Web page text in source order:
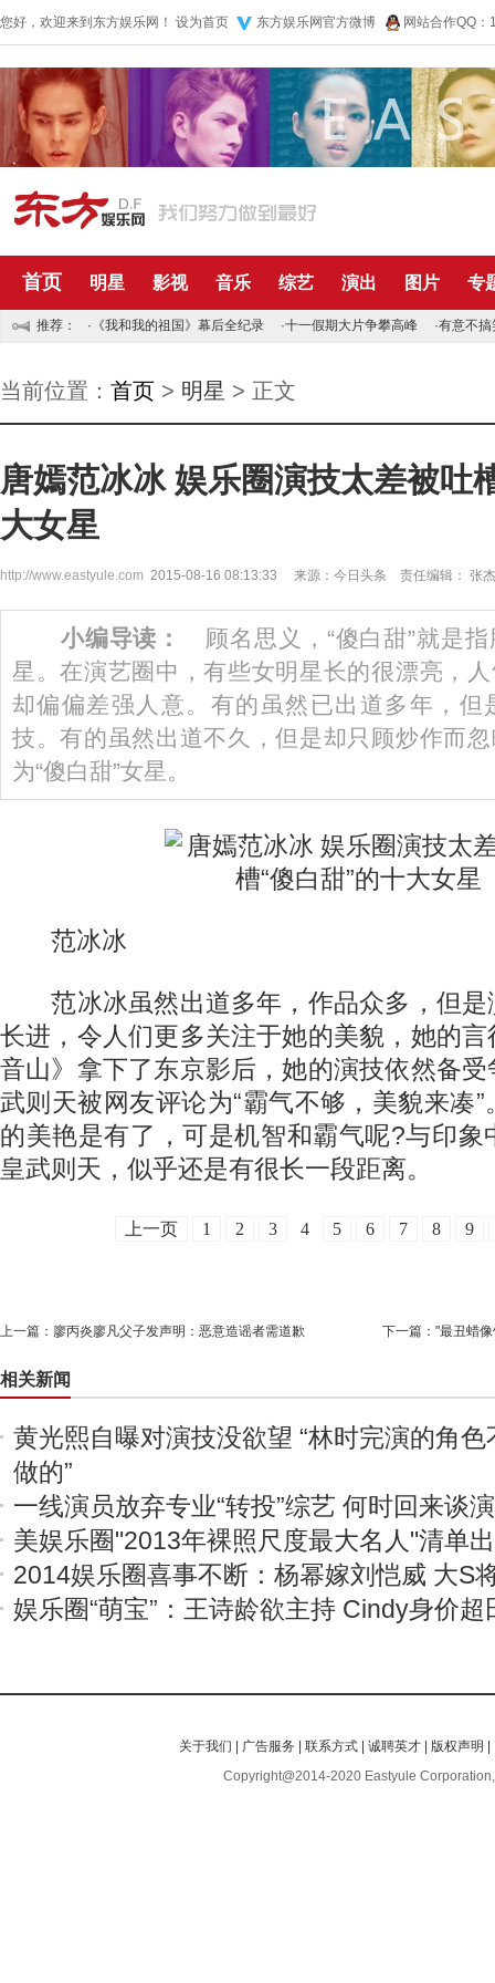
您好，欢迎来到东方娱乐网！ 设为首页 东方娱乐网官方微博 网站合作QQ
首页 明星 影视 音乐 综艺 演出 图片 专
推荐： · 《我和我的祖国》幕后全纪录 ·十一假期大片争攀高峰 ·有意不搞
当前位置： 首页 > 明星 > 正文
唐嫣范冰冰 娱乐圈演技太差被吐
大女星
http://www.eastyule.com 2015-08-16 08:13:33 来源：今日头条 责任编辑： 张杰
小编导读：
顾名思义，“傻白甜”就是
星。在演艺圈中，有些女明星长的很漂亮，
却偏偏差强人意。有的虽然已出道多年，但
技。有的虽然出道不久，但是却只顾炒作而
为“傻白甜”女星。
范冰冰
范冰冰虽然出道多年，作品众多，但是
长进，令人们更多关注于她的美貌，她的
音山》拿下了东京影后，她的演技依然备
武则天被网友评论为“霸气不够，美貌来凑
的美艳是有了，可是机智和霸气呢?与印象
皇武则天，似乎还是有很长一段距离。
上一页 1 2 3 4 5 6 7 8 9
上一篇： 廖丙炎廖凡父子发声明：恶意造谣者需道歉 下一篇： "最丑蜡
相关新闻
黄光熙自曝对演技没欲望 “林时完演的角
做的”
一线演员放弃专业“转投”综艺 何时回来谈
美娱乐圈"2013年裸照尺度最大名人"清单
2014娱乐圈喜事不断：杨幂嫁刘恺威 大S
娱乐圈“萌宝”：王诗龄欲主持 Cindy身价超
关于我们 广告服务 |联系方式 |诚聘英才 版权声明
Copyright@2014-2020 Eastyule